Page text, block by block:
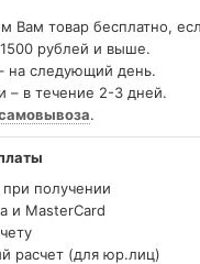
Вам товар бесплатно,
1500 рублей и выше.
на следующий день.
– в течение 2-3 дней.
.
получении
и MasterCard
расчет (для юр.лиц)